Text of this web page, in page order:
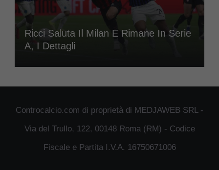
Ricci Saluta Il Milan E Rimane In Serie
A, I Dettagli
Controcalcio.com di proprietà di MEDJAWEB SRL -
Via del Trullo, 122, 00148 Roma (RM) - Codice
Fiscale e Partita I.V.A. 16750671006